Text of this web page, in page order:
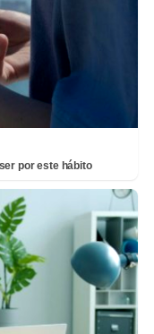
por este hábito